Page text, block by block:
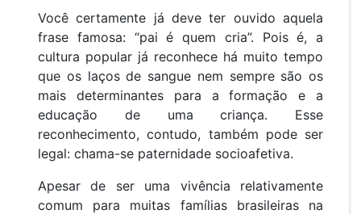
Você certamente já deve ter ouvido aquela
frase famosa: “pai é quem cria”. Pois é, a
cultura popular já reconhece há muito tempo
que os laços de sangue nem sempre são os
mais determinantes para a formação e a
educação de uma criança. Esse
reconhecimento, contudo, também pode ser
legal: chama-se paternidade socioafetiva.
Apesar de ser uma vivência relativamente
comum para muitas famílias brasileiras na